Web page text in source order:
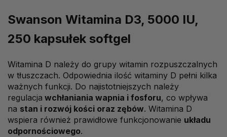
Swanson Witamina D3, 5000 IU,
250 kapsułek softgel
Witamina D należy do grupy witamin rozpuszczalnych
w tłuszczach. Odpowiednia ilość witaminy D pełni kilka
ważnych funkcji. Do najistotniejszych należy
regulacja wchłaniania wapnia i fosforu, co wpływa
na stan i rozwój kości oraz zębów. Witamina D
wspiera również prawidłowe funkcjonowanie układu
odpornościowego.